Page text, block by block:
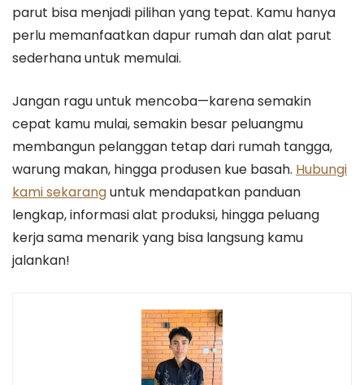
parut bisa menjadi pilihan yang tepat. Kamu hanya
perlu memanfaatkan dapur rumah dan alat parut
sederhana untuk memulai.
Jangan ragu untuk mencoba—karena semakin
cepat kamu mulai, semakin besar peluangmu
membangun pelanggan tetap dari rumah tangga,
warung makan, hingga produsen kue basah. Hubungi
kami sekaranguntuk mendapatkan panduan
lengkap, informasi alat produksi, hingga peluang
kerja sama menarik yang bisa langsung kamu
jalankan!